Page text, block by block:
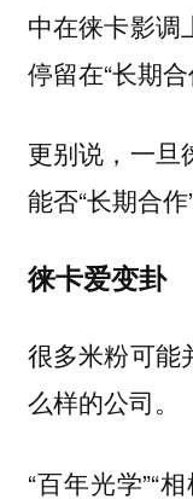
中在徕卡影调
停留在“长期
更别说，一旦
能否“长期合作
徕卡爱变卦
很多米粉可能
么样的公司。
“百年光学”“